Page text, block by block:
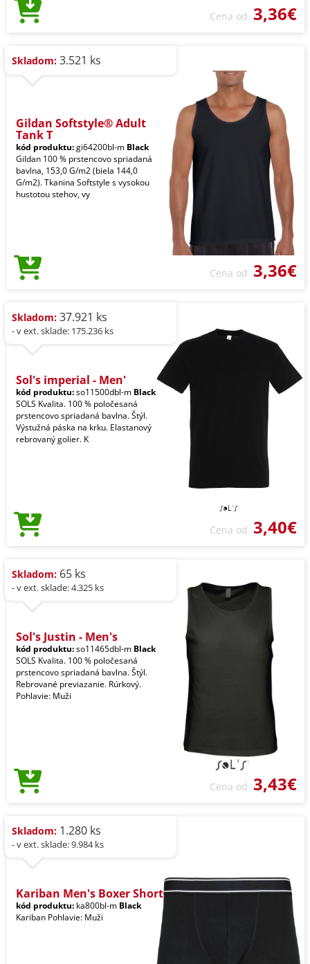
Cena od 3,36€
Skladom: 3.521 ks
Gildan Softstyle® Adult
Tank T
kód produktu:gi64200bl-m Black
Gildan 100 % prstencovo spriadaná
bavlna, 153,0 G/m2 (biela 144,0
G/m2). Tkanina Softstyle s vysokou
hustotou stehov, vy
Cena od 3,36€
Skladom: 37.921 ks
- v ext. sklade: 175.236 ks
Sol's imperial - Men'
kód produktu:so11500dbl-m Black
SOLS Kvalita. 100 % poločesaná
prstencovo spriadaná bavlna. Štýl.
Výstužná páska na krku. Elastanový
rebrovaný golier. K
Cena od 3,40€
Skladom: 65 ks
- v ext. sklade: 4.325 ks
Sol's Justin - Men's
kód produktu:so11465dbl-m Black
SOLS Kvalita. 100 % poločesaná
prstencovo spriadaná bavlna. Štýl.
Rebrované previazanie. Rúrkový.
Pohlavie: Muži
Cena od 3,43€
Skladom: 1.280 ks
- v ext. sklade: 9.984 ks
Kariban Men's Boxer Short
kód produktu: ka800bl-m Black
Kariban Pohlavie: Muži